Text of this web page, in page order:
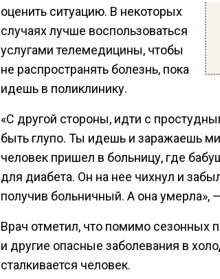
оценить ситуацию. В некоторых
случаях лучше воспользоваться
услугами телемедицины, чтобы
не распространять болезнь, пока
идешь в поликлинику.
«С другой стороны, идти с
быть глупо. Ты идешь и заражаешь
человек пришел в больницу, где
для диабета. Он на нее чихнул и
получив больничный. А она умерла»,
Врач отметил, что помимо сезонных
и другие опасные заболевания в
сталкивается человек.